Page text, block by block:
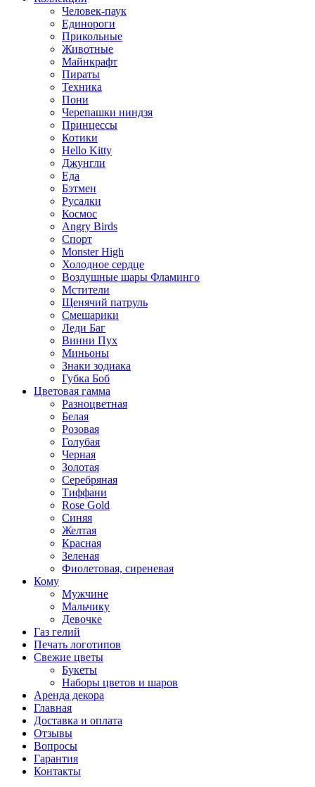
Человек-паук
Единороги
Прикольные
Животные
Майнкрафт
Пираты
Техника
Пони
Черепашки ниндзя
Принцессы
Котики
Hello Kitty
Джунгли
Еда
Бэтмен
Русалки
Космос
Angry Birds
Спорт
Monster High
Холодное сердце
Воздушные шары Фламинго
Мстители
Щенячий патруль
Смешарики
Леди Баг
Винни Пух
Миньоны
Знаки зодиака
Губка Боб
Цветовая гамма
Разноцветная
Белая
Розовая
Голубая
Черная
Золотая
Серебряная
Тиффани
Rose Gold
Синяя
Желтая
Красная
Зеленая
Фиолетовая, сиреневая
Кому
Мужчине
Мальчику
Девочке
Газ гелий
Печать логотипов
Свежие цветы
Букеты
Наборы цветов и шаров
Аренда декора
Главная
Доставка и оплата
Отзывы
Вопросы
Гарантия
Контакты